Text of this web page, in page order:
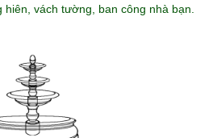
hiên, vách tường, ban công nhà bạn.